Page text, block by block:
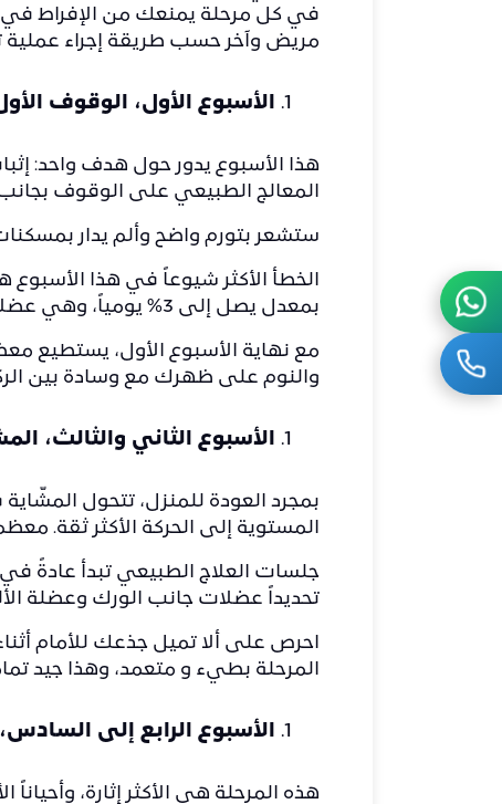
في كل مرحلة يمنعك من الإفراط في
مريض وآخر حسب طريقة إجراء عملية
الأسبوع الأول، الوقوف
هذا الأسبوع يدور حول هدف واحد:
المعالج الطبيعي على الوقوف
ستشعر بتورم واضح وألم يدار
الخطأ الأكثر شيوعاً في هذا
بمعدل يصل إلى 3% يومياً، وهي عضلات ستحتاجها لكل خطوة لاحقة.
والنوم على ظهرك مع وسادة بين
الأسبوع الثاني والثالث،
بمجرد العودة للمنزل، تتحول
المستوية إلى الحركة الأكثر ثقة. معظم
جلسات العلاج الطبيعي تبدأ عادةً
تحديداً عضلات جانب الورك وعضلة
احرص على ألا تميل جذعك للأمام
المرحلة بطيء و متعمد، وهذا جيد
الأسبوع الرابع إلى
هذه المرحلة هي الأكثر إثارة،